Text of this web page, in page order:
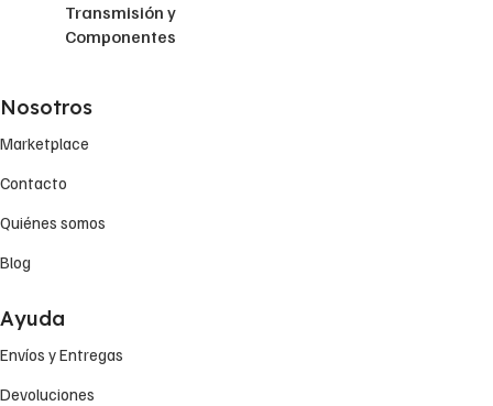
Transmisión y
Componentes
Nosotros
Marketplace
Contacto
Quiénes somos
Blog
Ayuda
Envíos y Entregas
Devoluciones